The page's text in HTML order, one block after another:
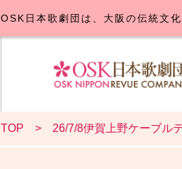
OSK日本歌劇団は、大阪の伝統文
公
OSK日
TOP 26/7/8伊賀上野ケーブル